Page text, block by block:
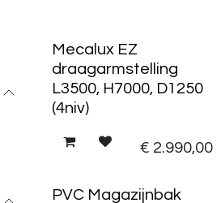
Mecalux EZ
draagarmstelling
L3500, H7000, D1250
(4niv)
€ 2.990,00
PVC Magazijnbak